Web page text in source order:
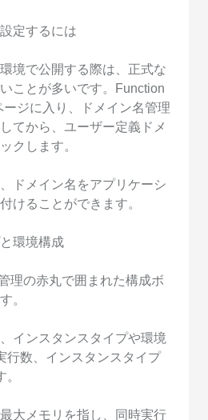
定するには
境で公開する際は、正式な
ことが多いです。Function
ジに入り、ドメイン名管理
てから、ユーザー定義ドメ
クします。
ドメイン名をアプリケーシ
けることができます。
環境構成
理の赤丸で囲まれた構成ボ
。
インスタンスタイプや環境
行数、インスタンスタイプ
大メモリを指し、同時実行